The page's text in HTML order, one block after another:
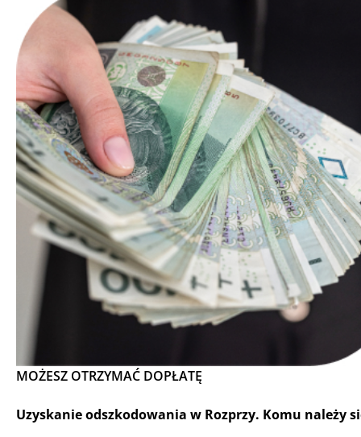
MOŻESZ OTRZYMAĆ DOPŁATĘ
Uzyskanie odszkodowania w Rozprzy. Komu należy